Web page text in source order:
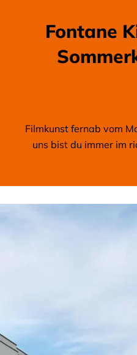
Fontane
Filmkunst fernab vom
uns bist du immer im